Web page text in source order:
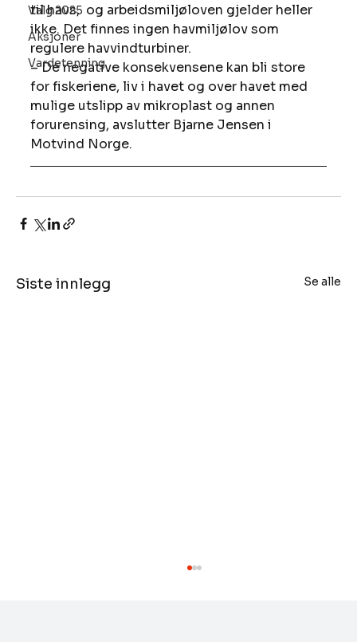
Valg 2025
Aksjoner
Vardetenning
til havs,  og arbeidsmiljøloven gjelder heller
ikke. Det finnes ingen havmiljølov som
regulere havvindturbiner.
– De negative konsekvensene kan bli store
for fiskeriene, liv i havet og over havet med
mulige utslipp av mikroplast og annen
forurensing, avslutter Bjarne Jensen i
Motvind Norge.
Siste innlegg Se alle